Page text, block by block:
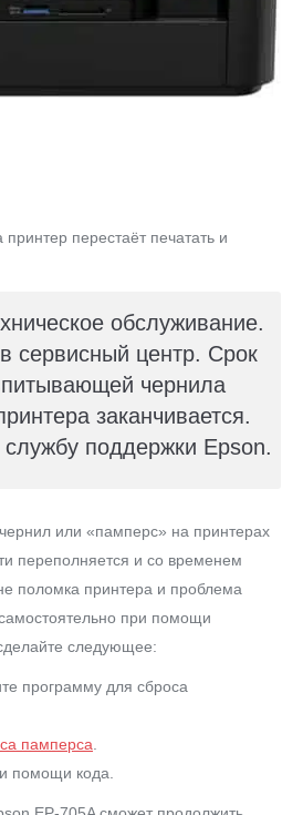
перестаёт печатать и
обслуживание.
сервисный центр. Срок
чернила
заканчивается.
поддержки Epson.
или «памперс» на принтерах
переполняется и со временем
поломка принтера и проблема
при помощи
следующее:
программу для сброса
памперса
помощи кода.